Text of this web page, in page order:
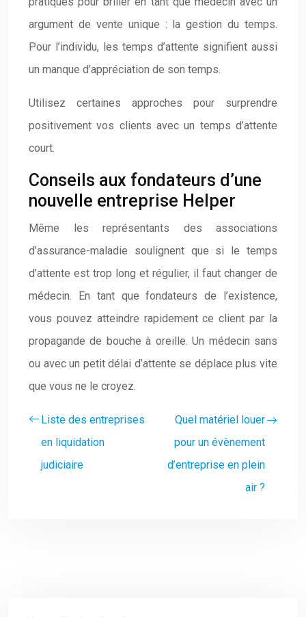
argument de vente unique : la gestion du temps.
Pour l’individu, les temps d’attente signifient aussi
un manque d’appréciation de son temps.
Utilisez certaines approches pour surprendre
positivement vos clients avec un temps d’attente
court.
Conseils aux fondateurs d’une
nouvelle entreprise Helper
Même les représentants des associations
d’assurance-maladie soulignent que si le temps
d’attente est trop long et régulier, il faut changer de
médecin. En tant que fondateurs de l’existence,
vous pouvez atteindre rapidement ce client par la
propagande de bouche à oreille. Un médecin sans
ou avec un petit délai d’attente se déplace plus vite
que vous ne le croyez.
Liste des entreprises
en liquidation
judiciaire
Quel matériel louer
pour un évènement
d’entreprise en plein
air ?